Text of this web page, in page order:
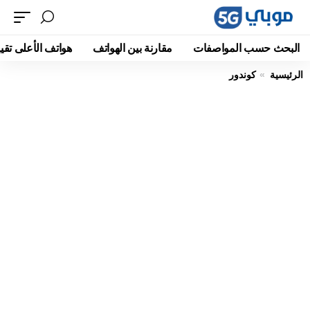
البحث حسب المواصفات مقارنة بين الهواتف هواتف الأعلى
الرئيسية كوندور